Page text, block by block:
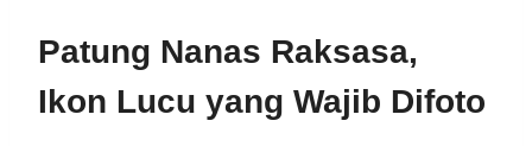
Patung Nanas Raksasa,
Ikon Lucu yang Wajib Difoto